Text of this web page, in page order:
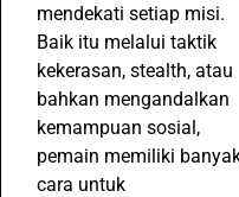
mendekati setiap misi.
Baik itu melalui taktik
kekerasan, stealth, atau
bahkan mengandalkan
kemampuan sosial,
pemain memiliki
cara untuk